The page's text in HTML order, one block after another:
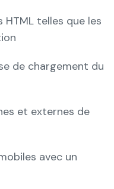
HTML telles que les
de chargement du
et externes de
avec un